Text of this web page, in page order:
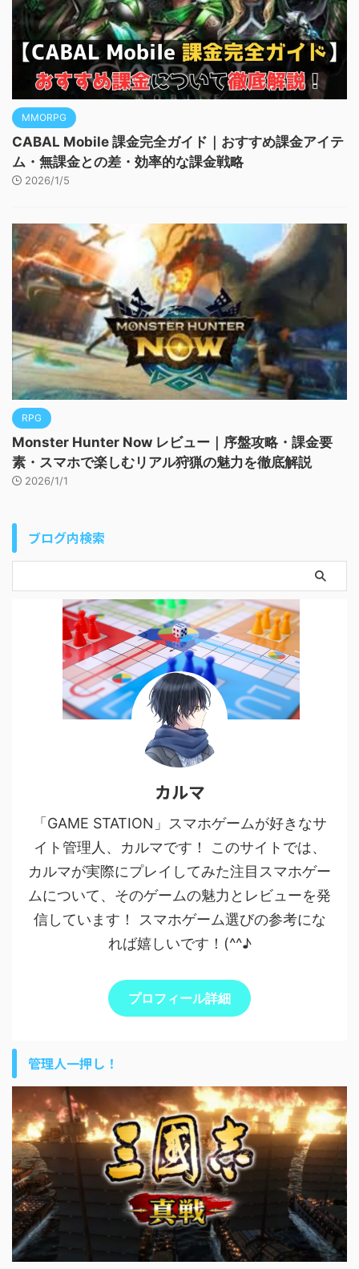
MMORPG
CABAL Mobile 課金完全ガイド｜おすすめ課金アイテ
ム・無課金との差・効率的な課金戦略
2026/1/5
RPG
Monster Hunter Now レビュー｜序盤攻略・課金要
素・スマホで楽しむリアル狩猟の魅力を徹底解説
2026/1/1
ブログ内検索
カルマ
「GAME STATION」スマホゲームが好きなサ
イト管理人、カルマです！ このサイトでは、
カルマが実際にプレイしてみた注目スマホゲー
ムについて、そのゲームの魅力とレビューを発
信しています！ スマホゲーム選びの参考にな
れば嬉しいです！(^^♪
プロフィール詳細
管理人一押し！